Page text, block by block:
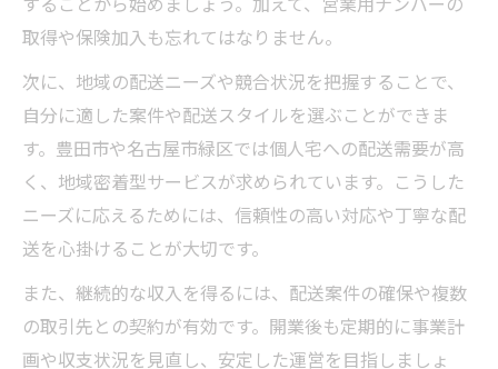
取得や保険加入も忘れてはなりません。
次に、地域の配送ニーズや競合状況を把握することで、
自分に適した案件や配送スタイルを選ぶことができま
す。豊田市や名古屋市緑区では個人宅への配送需要が高
く、地域密着型サービスが求められています。こうした
ニーズに応えるためには、信頼性の高い対応や丁寧な配
送を心掛けることが大切です。
また、継続的な収入を得るには、配送案件の確保や複数
の取引先との契約が有効です。開業後も定期的に事業計
画や収支状況を見直し、安定した運営を目指しましょ